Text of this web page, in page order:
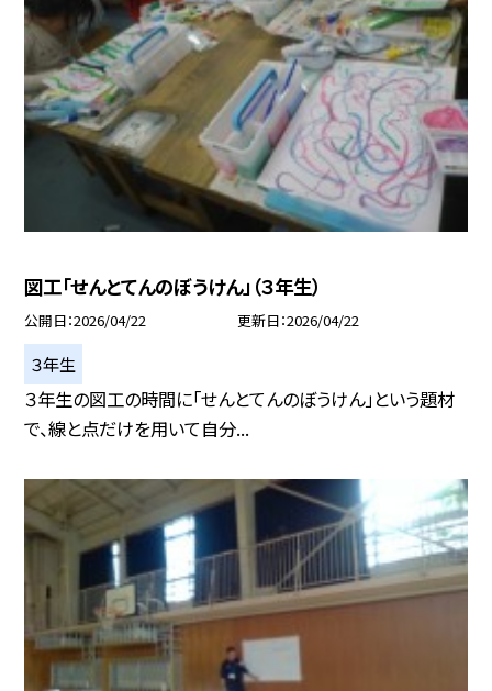
図工「せんとてんのぼうけん」（３年生）
公開日 2026/04/22 更新日 2026/04/22
３年生
３年生の図工の時間に「せんとてんのぼうけん」という題材
で、線と点だけを用いて自分...